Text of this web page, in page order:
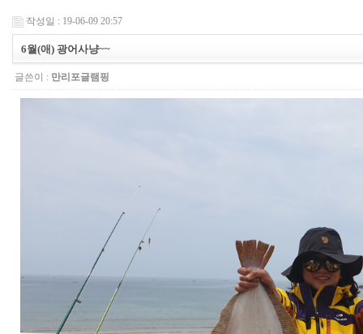
작성일 : 19-06-09 20:57
6월(애) 광어사냥~~
글쓴이 : 만리포글램핑